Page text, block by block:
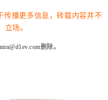
传播更多信息，转载内容并不
场。
删除。